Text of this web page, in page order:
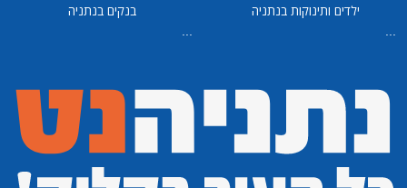
ילדים ותינוקות בנתניה
בנקים בנתניה